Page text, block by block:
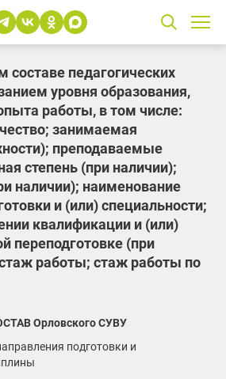
составе педагогических
уровня образования,
работы, в том числе:
занимаемая
преподаваемые
степень (при наличии);
наличии); наименование
и (или) специальности;
квалификации и (или)
переподготовке (при
работы; стаж работы по
Орловского СУВУ
подготовки и